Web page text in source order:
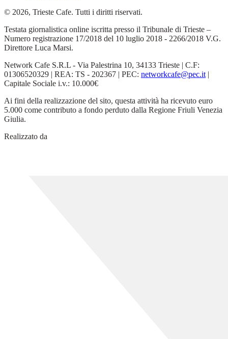
© 2026, Trieste Cafe. Tutti i diritti riservati.
Testata giornalistica online iscritta presso il Tribunale di Trieste –
Numero registrazione 17/2018 del 10 luglio 2018 - 2266/2018 V.G.
Direttore Luca Marsi.
Network Cafe S.R.L - Via Palestrina 10, 34133 Trieste | C.F:
01306520329 | REA: TS - 202367 | PEC: networkcafe@pec.it |
Capitale Sociale i.v.: 10.000€
Ai fini della realizzazione del sito, questa attività ha ricevuto euro
5.000 come contributo a fondo perduto dalla Regione Friuli Venezia
Giulia.
Realizzato da